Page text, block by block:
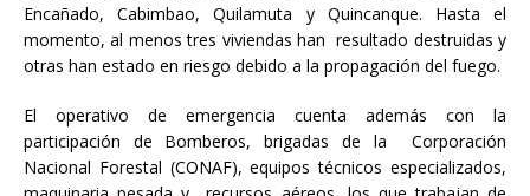
Encañado, Cabimbao, Quilamuta y Quincanque. Hasta el
momento, al menos tres viviendas han resultado destruidas y
otras han estado en riesgo debido a la propagación del fuego.
El operativo de emergencia cuenta además con la
participación de Bomberos, brigadas de la Corporación
Nacional Forestal (CONAF), equipos técnicos especializados,